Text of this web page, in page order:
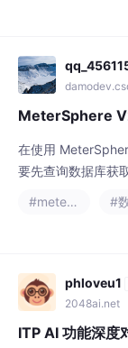
MeterSphere
在使用
要先查询数据库获
后续接口。然而
查询其他类型的
#metersphere
#
phloveu1
2048ai.net
ITP AI 功能深